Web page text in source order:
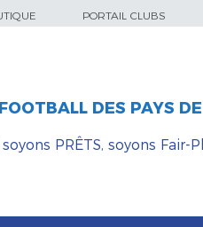
PORTAIL CLUBS
DES PAYS
soyons PRÊTS, soyons Fair-